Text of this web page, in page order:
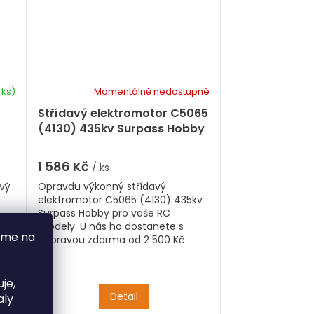
na
Střídavý elektromotor C5065
(4130) 435kv Surpass Hobby
Momentálně nedostupné
1 586 Kč / ks
Detail
Opravdu výkonný střídavý
elektromotor C5065 (4130) 435kv
Surpass Hobby pro vaše RC
modely. U nás ho dostanete s
dopravou zdarma od 2 500 Kč.